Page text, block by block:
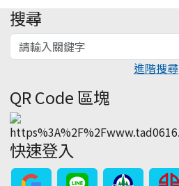
:::
搜尋
進階搜尋
QR Code 區塊
快速登入